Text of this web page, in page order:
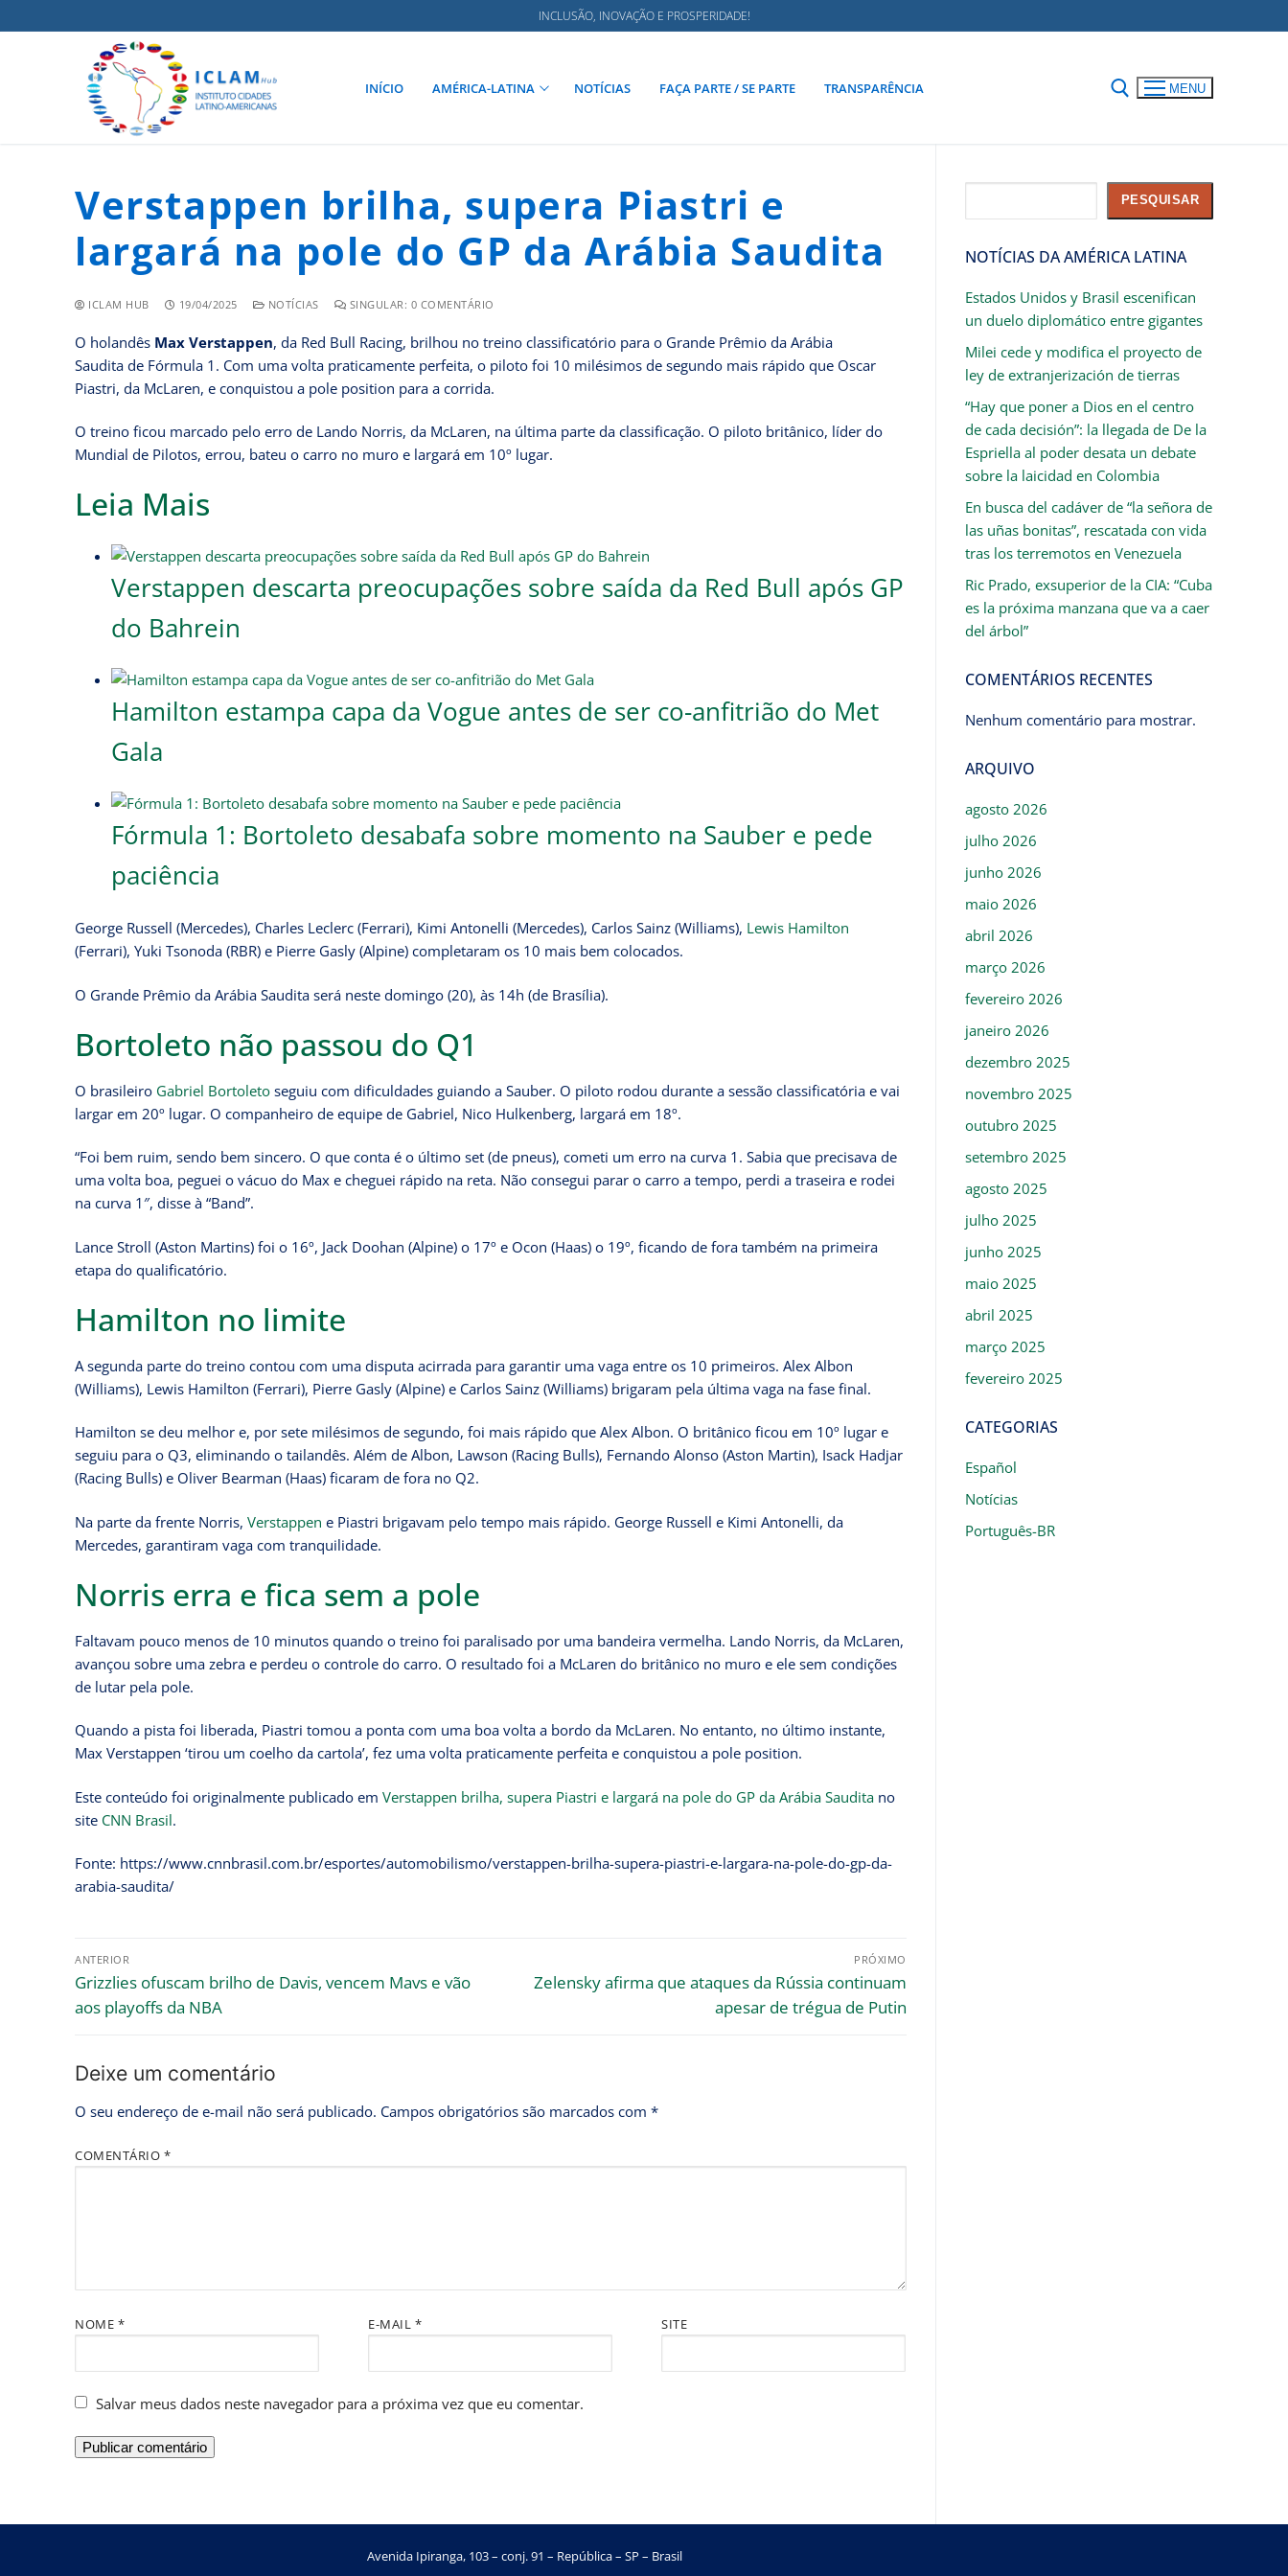
INCLUSÃO, INOVAÇÃO E PROSPERIDADE!
INÍCIO AMÉRICA-LATINA NOTÍCIAS FAÇA PARTE / SE PARTE TRANSPARÊNCIA MENU
Verstappen brilha, supera Piastri e
largará na pole do GP da Arábia Saudita
ICLAM HUB 19/04/2025 NOTÍCIAS SINGULAR: 0 COMENTÁRIO
O holandês Max Verstappen, da Red Bull Racing, brilhou no treino classificatório para o Grande Prêmio da Arábia
Saudita de Fórmula 1. Com uma volta praticamente perfeita, o piloto foi 10 milésimos de segundo mais rápido que Oscar
Piastri, da McLaren, e conquistou a pole position para a corrida.
O treino ficou marcado pelo erro de Lando Norris, da McLaren, na última parte da classificação. O piloto britânico, líder do
Mundial de Pilotos, errou, bateu o carro no muro e largará em 10º lugar.
Leia Mais
Verstappen descarta preocupações sobre saída da Red Bull após GP
do Bahrein
Hamilton estampa capa da Vogue antes de ser co-anfitrião do Met
Gala
Fórmula 1: Bortoleto desabafa sobre momento na Sauber e pede
paciência
George Russell (Mercedes), Charles Leclerc (Ferrari), Kimi Antonelli (Mercedes), Carlos Sainz (Williams), Lewis Hamilton
(Ferrari), Yuki Tsonoda (RBR) e Pierre Gasly (Alpine) completaram os 10 mais bem colocados.
O Grande Prêmio da Arábia Saudita será neste domingo (20), às 14h (de Brasília).
Bortoleto não passou do Q1
O brasileiro Gabriel Bortoleto seguiu com dificuldades guiando a Sauber. O piloto rodou durante a sessão classificatória e vai
largar em 20º lugar. O companheiro de equipe de Gabriel, Nico Hulkenberg, largará em 18º.
“Foi bem ruim, sendo bem sincero. O que conta é o último set (de pneus), cometi um erro na curva 1. Sabia que precisava de
uma volta boa, peguei o vácuo do Max e cheguei rápido na reta. Não consegui parar o carro a tempo, perdi a traseira e rodei
na curva 1″, disse à “Band”.
Lance Stroll (Aston Martins) foi o 16º, Jack Doohan (Alpine) o 17º e Ocon (Haas) o 19º, ficando de fora também na primeira
etapa do qualificatório.
Hamilton no limite
A segunda parte do treino contou com uma disputa acirrada para garantir uma vaga entre os 10 primeiros. Alex Albon
(Williams), Lewis Hamilton (Ferrari), Pierre Gasly (Alpine) e Carlos Sainz (Williams) brigaram pela última vaga na fase final.
Hamilton se deu melhor e, por sete milésimos de segundo, foi mais rápido que Alex Albon. O britânico ficou em 10º lugar e
seguiu para o Q3, eliminando o tailandês. Além de Albon, Lawson (Racing Bulls), Fernando Alonso (Aston Martin), Isack Hadjar
(Racing Bulls) e Oliver Bearman (Haas) ficaram de fora no Q2.
Na parte da frente Norris, Verstappen e Piastri brigavam pelo tempo mais rápido. George Russell e Kimi Antonelli, da
Mercedes, garantiram vaga com tranquilidade.
Norris erra e fica sem a pole
Faltavam pouco menos de 10 minutos quando o treino foi paralisado por uma bandeira vermelha. Lando Norris, da McLaren,
avançou sobre uma zebra e perdeu o controle do carro. O resultado foi a McLaren do britânico no muro e ele sem condições
de lutar pela pole.
Quando a pista foi liberada, Piastri tomou a ponta com uma boa volta a bordo da McLaren. No entanto, no último instante,
Max Verstappen ‘tirou um coelho da cartola’, fez uma volta praticamente perfeita e conquistou a pole position.
Este conteúdo foi originalmente publicado em Verstappen brilha, supera Piastri e largará na pole do GP da Arábia Saudita no
site CNN Brasil.
Fonte: https://www.cnnbrasil.com.br/esportes/automobilismo/verstappen-brilha-supera-piastri-e-largara-na-pole-do-gp-da-
arabia-saudita/
ANTERIOR
Grizzlies ofuscam brilho de Davis, vencem Mavs e vão
aos playoffs da NBA
PRÓXIMO
Zelensky afirma que ataques da Rússia continuam
apesar de trégua de Putin
Deixe um comentário
O seu endereço de e-mail não será publicado. Campos obrigatórios são marcados com *
COMENTÁRIO *
NOME * E-MAIL * SITE
Salvar meus dados neste navegador para a próxima vez que eu comentar.
PESQUISAR
NOTÍCIAS DA AMÉRICA LATINA
Estados Unidos y Brasil escenifican
un duelo diplomático entre gigantes
Milei cede y modifica el proyecto de
ley de extranjerización de tierras
“Hay que poner a Dios en el centro
de cada decisión”: la llegada de De la
Espriella al poder desata un debate
sobre la laicidad en Colombia
En busca del cadáver de “la señora de
las uñas bonitas”, rescatada con vida
tras los terremotos en Venezuela
Ric Prado, exsuperior de la CIA: “Cuba
es la próxima manzana que va a caer
del árbol”
COMENTÁRIOS RECENTES
Nenhum comentário para mostrar.
ARQUIVO
agosto 2026
julho 2026
junho 2026
maio 2026
abril 2026
março 2026
fevereiro 2026
janeiro 2026
dezembro 2025
novembro 2025
outubro 2025
setembro 2025
agosto 2025
julho 2025
junho 2025
maio 2025
abril 2025
março 2025
fevereiro 2025
CATEGORIAS
Español
Notícias
Português-BR
Avenida Ipiranga, 103 – conj. 91 – República – SP – Brasil